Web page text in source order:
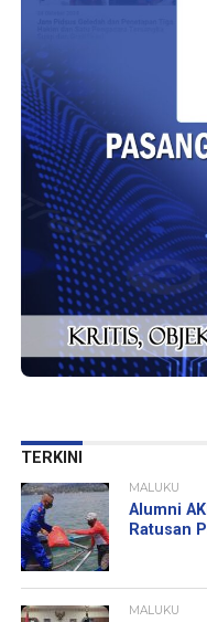
TERKINI
MALUKU
Alumni
Ratusan
MALUKU